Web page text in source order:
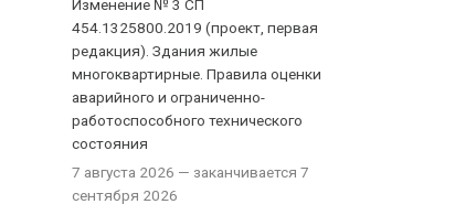
Изменение № 3 СП
454.1325800.2019 (проект, первая
редакция). Здания жилые
многоквартирные. Правила оценки
аварийного и ограниченно-
работоспособного технического
состояния
7 августа 2026 — заканчивается 7
сентября 2026